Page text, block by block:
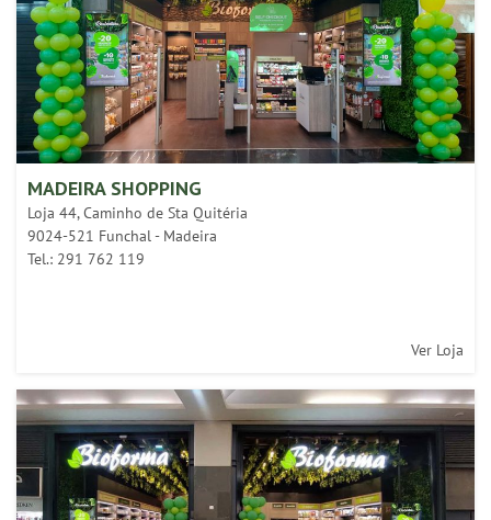
MADEIRA SHOPPING
Loja 44, Caminho de Sta Quitéria
9024-521 Funchal - Madeira
Tel.: 291 762 119
Ver Loja